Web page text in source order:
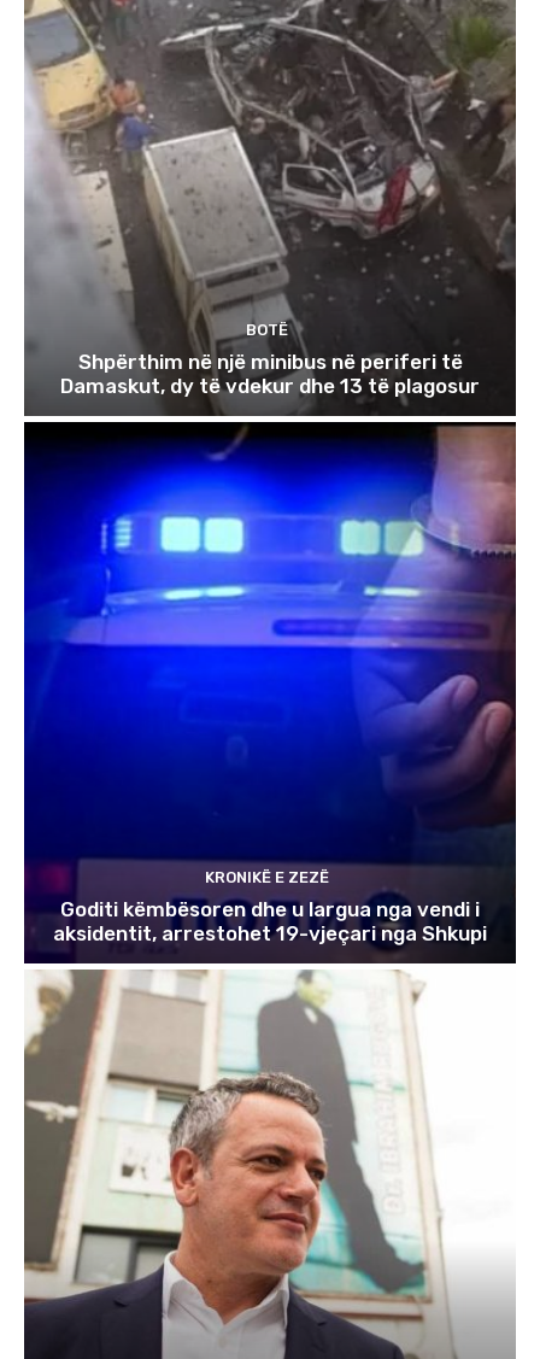
BOTË
Shpërthim në një minibus në periferi të
Damaskut, dy të vdekur dhe 13 të plagosur
KRONIKË E ZEZË
Goditi këmbësoren dhe u largua nga vendi i
aksidentit, arrestohet 19-vjeçari nga Shkupi